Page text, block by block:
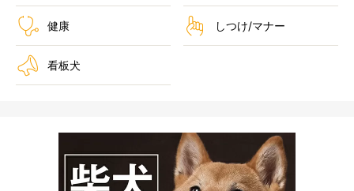
健康 しつけ/マナー
看板犬